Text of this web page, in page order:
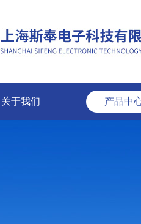
关于我们 产品中